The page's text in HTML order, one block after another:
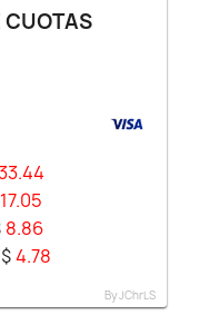
CUOTAS
17.05
8.86
$ 4.78
By JChrLS